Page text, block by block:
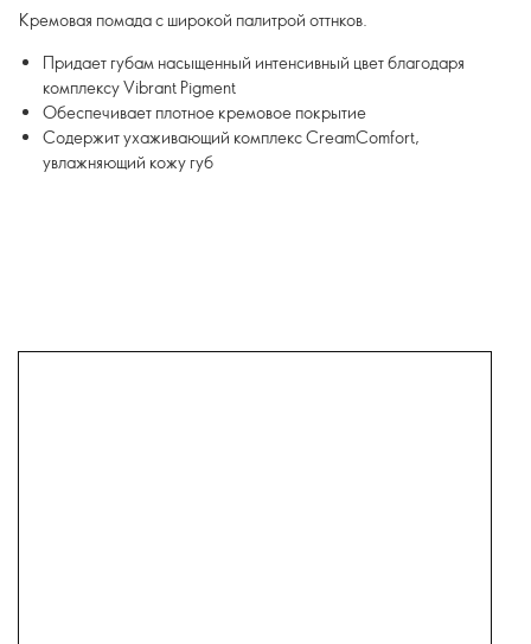
Кремовая помада с широкой палитрой оттнков.
Придает губам насыщенный интенсивный цвет благодаря
комплексу Vibrant Pigment
Обеспечивает плотное кремовое покрытие
Содержит ухаживающий комплекс CreamComfort,
увлажняющий кожу губ